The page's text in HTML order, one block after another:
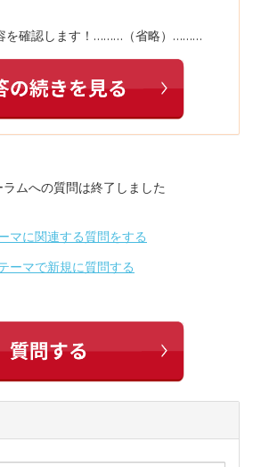
を確認します！………（省略）………
ムへの質問は終了しました
マに関連する質問をする
ーマで新規に質問する